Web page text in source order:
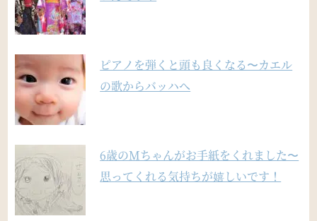
ピアノを弾くと頭も良くなる〜カエル
の歌からバッハへ
6歳のMちゃんがお手紙をくれました〜
思ってくれる気持ちが嬉しいです！